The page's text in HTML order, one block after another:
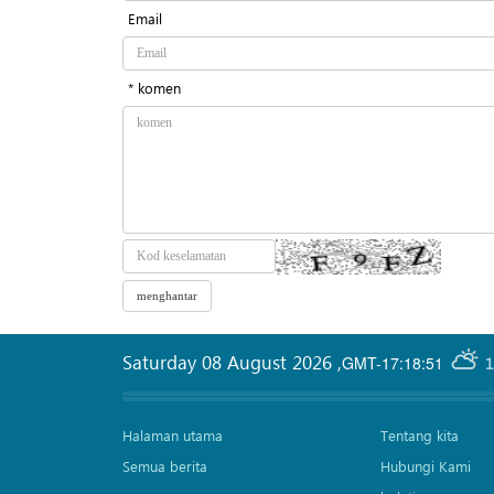
Email
* komen
GMT-17:18:51
Saturday 08 August 2026 ,
Halaman utama
Semua berita
Tentang kita
Hubungi Kami